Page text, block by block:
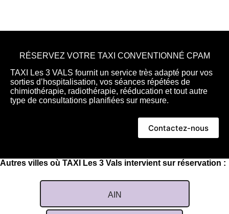
RÉSERVEZ VOTRE TAXI CONVENTIONNÉ CPAM
TAXI Les 3 VALS fournit un service très adapté pour vos
sorties d’hospitalisation, vos séances répétées de
chimiothérapie, radiothérapie, rééducation et tout autre
type de consultations planifiées sur mesure.
Contactez-nous
Autres villes où TAXI Les 3 Vals intervient sur réservation :
AIN